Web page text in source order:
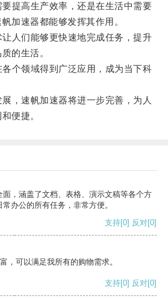
高生产效率，还是在生活中需要
加速器都能够发挥其作用。
们能够更快速地完成任务，提升
的生活。
领域得到广泛应用，成为当下科
速帆加速器将进一步完善，为人
便捷。
，涵盖了文档、表格、演示文稿等各个方
办公的所有任务，非常方便。
支持[0] 反对[0]
，可以满足我所有的购物需求。
支持[0] 反对[0]